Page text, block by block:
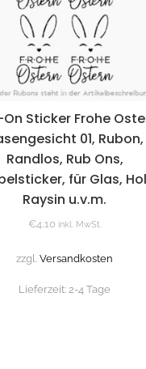
Sticker Frohe
01, Rubon,
Randlos, Rub Ons,
für Glas,
Raysin u.v.m.
€4,10 inkl. MwSt.
zzgl.Versandkosten
Lieferzeit: 2-4 Tage